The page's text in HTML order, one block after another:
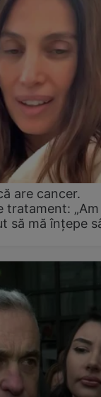
are cancer.
tratament:
să mă înțepe